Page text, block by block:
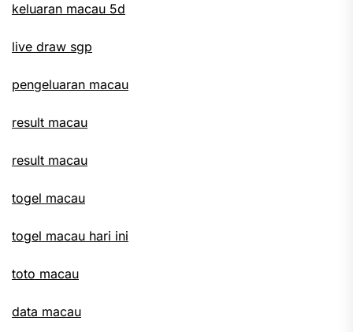
keluaran macau 5d
live draw sgp
pengeluaran macau
result macau
result macau
togel macau
togel macau hari ini
toto macau
data macau